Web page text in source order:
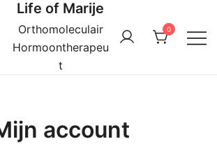
Life of Marije
Orthomoleculair
Hormoontherapeu
t
0
account